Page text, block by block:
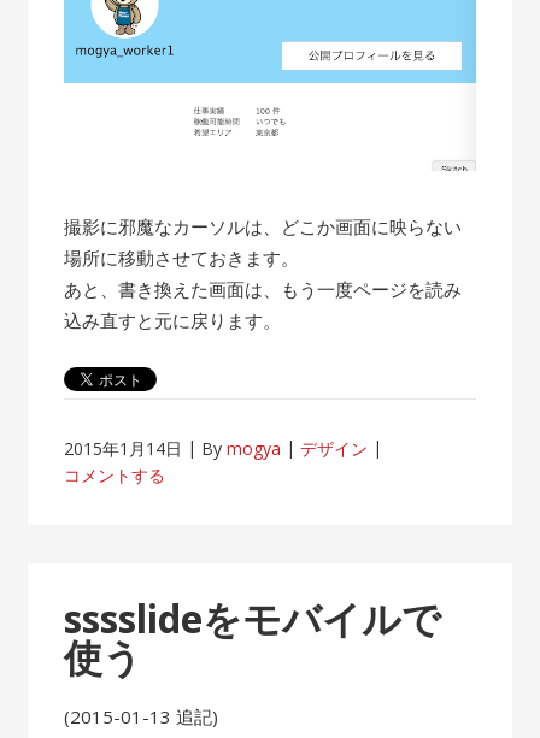
撮影に邪魔なカーソルは、どこか画面に映らない
場所に移動させておきます。
あと、書き換えた画面は、もう一度ページを読み
込み直すと元に戻ります。
2015年1月14日 Bymogya
デザイン
コメントする
sssslideをモバイルで
使う
(2015-01-13 追記)